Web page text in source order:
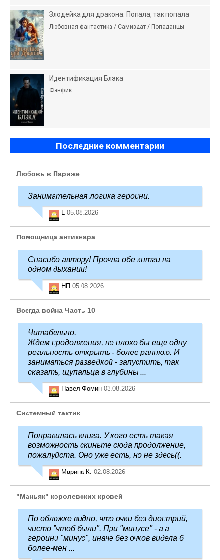
Злодейка для дракона. Попала, так попала
Любовная фантастика / Самиздат / Попаданцы
Идентификация Блэка
Фанфик
Последние комментарии
Любовь в Париже
Занимательная логика героини.
L 05.08.2026
Помощница антиквара
Спасибо автору! Прочла обе кнтги на
одном дыхании!
НП 05.08.2026
Всегда война Часть 10
Читабельно.
Ждем продолжения, не плохо бы еще одну
реальность открыть - более раннюю. И
заниматься разведкой - запустить, так
сказать, щупальца в глубины ...
Павел Фомин 03.08.2026
Системный тактик
Понравилась книга. У кого есть такая
возможность скиньте сюда продолжение,
пожалуйста. Оно уже есть, но не здесь((.
Марина К. 02.08.2026
"Маньяк" королевских кровей
По обложке видно, что очки без диоптрий,
чисто "чтоб были". При "минусе" - а а
героини "минус", иначе без очков видела б
более-мен ...